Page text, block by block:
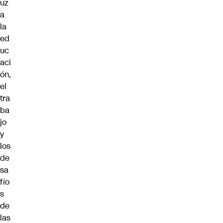
uz
a
la
ed
uc
aci
ón,
el
tra
ba
jo
y
los
de
sa
fío
s
de
las